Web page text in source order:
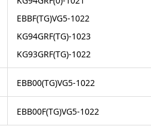
EBBF(TG)VG5-1022
KG94GRF(TG)-1023
KG93GRF(TG)-1022
EBB00(TG)VG5-1022
EBB00F(TG)VG5-1022